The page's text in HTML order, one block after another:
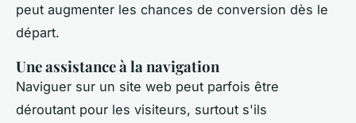
peut augmenter les chances de conversion dès le
départ.
Une assistance à la navigation
Naviguer sur un site web peut parfois être
déroutant pour les visiteurs, surtout s'ils